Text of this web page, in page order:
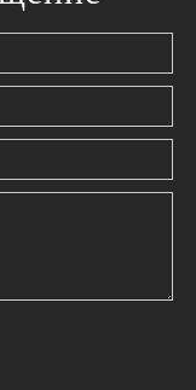
известен